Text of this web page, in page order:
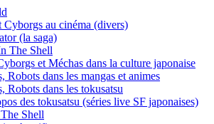
Cyborgs au cinéma (divers)
(la saga)
The Shell
et Méchas dans la culture japonaise
Robots dans les mangas et animes
Robots dans les tokusatsu
des tokusatsu (séries live SF japonaises)
Shell